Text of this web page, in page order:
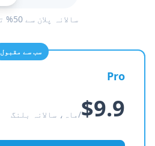
سالانہ پلان سے 50% تک بچائیں
سب سے مقبول
Pro
$9.9/ماہ، سالانہ بلنگ